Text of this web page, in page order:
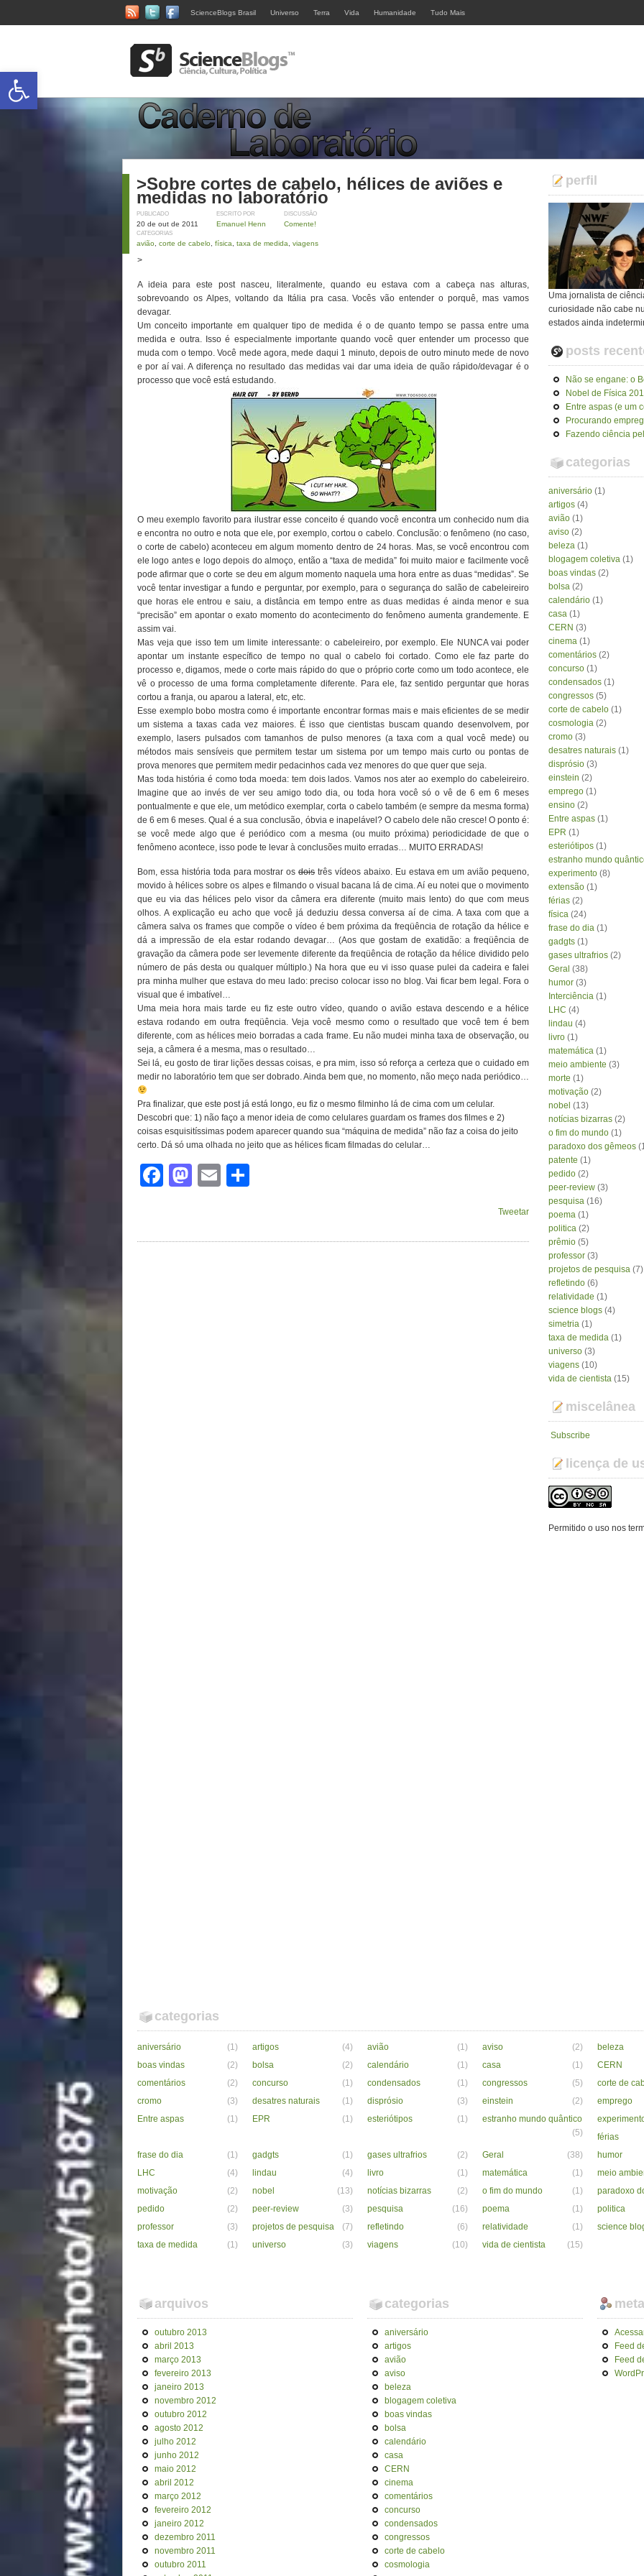
ScienceBlogs Brasil Universo Terra Vida Humanidade Tudo Mais
>Sobre cortes de cabelo, hélices de aviões e
medidas no laboratório
PUBLICADO
20 de out de 2011
ESCRITO POR
Emanuel Henn
DISCUSSÃO
Comente!
CATEGORIAS
avião corte de cabelo física taxa de medida viagens
>
A ideia para este post nasceu, literalmente, quando eu estava com a cabeça nas alturas,
sobrevoando os Alpes, voltando da Itália pra casa. Vocês vão entender o porquê, mas vamos
devagar.
Um conceito importante em qualquer tipo de medida é o de quanto tempo se passa entre uma
medida e outra. Isso é especialmente importante quando você quer entender um processo que
muda com o tempo. Você mede agora, mede daqui 1 minuto, depois de outro minuto mede de novo
e por aí vai. A diferença no resultado das medidas vai dar uma ideia de quão rápido/devagar é o
processo que você está estudando.
O meu exemplo favorito para ilustrar esse conceito é quando você encontra um conhecido num dia
e encontra no outro e nota que ele, por exemplo, cortou o cabelo. Conclusão: o fenômeno (no caso,
o corte de cabelo) aconteceu em algum momento dentro de 24 horas. Mas, se você encontrou com
ele logo antes e logo depois do almoço, então a “taxa de medida” foi muito maior e facilmente você
pode afirmar que o corte se deu em algum momento naquela uma hora entre as duas “medidas”. Se
você tentar investigar a fundo e perguntar, por exemplo, para o segurança do salão de cabeleireiro
que horas ele entrou e saiu, a distância em tempo entre as duas medidas é ainda menor e sua
“precisão” em apontar o exato momento do acontecimento do fenômeno aumenta grandemente. E
assim vai.
Mas veja que isso tem um limite interessante: o cabeleireiro, por exemplo. Ele NUNCA vai poder
apontar um instante específico de tempo no qual o cabelo foi cortado. Como ele faz parte do
processo e, digamos, mede o corte mais rápido do que o próprio corte como um todo acontece, ele
vê o processo de uma forma completamente diferente. Para ele, faz sentido perguntar que horas
cortou a franja, ou aparou a lateral, etc, etc.
Esse exemplo bobo mostra como é importante encontrar formas mais e mais eficientes de se medir
um sistema a taxas cada vez maiores. É isso que cientistas buscam quando desenvolvem, por
exemplo, lasers pulsados com tamanhos de pulso menores (a taxa com a qual você mede) ou
métodos mais sensíveis que permitem testar um sistema por um tempo mais curto ou pontas de
prova menores que permitem medir pedacinhos cada vez menores do que quer que seja.
Mas toda história é como toda moeda: tem dois lados. Vamos nos ater ao exemplo do cabeleireiro.
Imagine que ao invés de ver seu amigo todo dia, ou toda hora você só o vê de 6 em 6 meses
pontualmente e que ele, um metódico exemplar, corta o cabelo também (e sempre da mesma forma)
de 6 em 6 meses. Qual é a sua conclusão, óbvia e inapelável? O cabelo dele não cresce! O ponto é:
se você mede algo que é periódico com a mesma (ou muito próxima) periodicidade de que o
fenômeno acontece, isso pode te levar à conclusões muito erradas… MUITO ERRADAS!
Bom, essa história toda para mostrar osdoistrês vídeos abaixo. Eu estava em um avião pequeno,
movido à hélices sobre os alpes e filmando o visual bacana lá de cima. Aí eu notei que o movimento
que eu via das hélices pelo visor da câmera era diferente (muito mais lento) do que com meus
olhos. A explicação eu acho que você já deduziu dessa conversa aí de cima. A taxa com que a
câmera salva os frames que compõe o vídeo é bem próxima da freqüência de rotação da hélice e
dá a impressão de ela estar rodando devagar… (Aos que gostam de exatidão: a freqüência de
gravação da câmera pode ser levemente diferente da freqüência de rotação da hélice dividido pelo
número de pás desta ou qualquer múltiplo.) Na hora que eu vi isso quase pulei da cadeira e falei
pra minha mulher que estava do meu lado: preciso colocar isso no blog. Vai ficar bem legal. Fora o
visual que é imbatível…
Uma meia hora mais tarde eu fiz este outro vídeo, quando o avião estava descendo e a hélice
estava rodando em outra freqüência. Veja você mesmo como o resultado que você tem é bem
diferente, com as hélices meio borradas a cada frame. Eu não mudei minha taxa de observação, ou
seja, a câmera é a mesma, mas o resultado…
Sei lá, eu gosto de tirar lições dessas coisas, e pra mim, isso só reforça a certeza que o cuidado em
medir no laboratório tem que ser dobrado. Ainda bem que, no momento, não meço nada periódico…
Pra finalizar, que este post já está longo, eu fiz o mesmo filminho lá de cima com um celular.
Descobri que: 1) não faço a menor ideia de como celulares guardam os frames dos filmes e 2)
coisas esquisitíssimas podem aparecer quando sua “máquina de medida” não faz a coisa do jeito
certo. Dá só uma olhada no jeito que as hélices ficam filmadas do celular…
Facebook
Mastodon
Email
Tweetar
perfil
Uma jornalista de
curiosidade não cabe
estados ainda
posts
Não se engane: o
Nobel de Física
Entre aspas (e um
Procurando
Fazendo ciência
categorias
aniversário (1)
artigos (4)
avião (1)
aviso (2)
beleza (1)
blogagem coletiva (1)
boas vindas (2)
bolsa (2)
calendário (1)
casa (1)
CERN (3)
cinema (1)
comentários (2)
concurso (1)
condensados (1)
congressos (5)
corte de cabelo (1)
cosmologia (2)
cromo (3)
desatres naturais (1)
disprósio (3)
einstein (2)
emprego (1)
ensino (2)
Entre aspas (1)
EPR (1)
esteriótipos (1)
estranho mundo
experimento (8)
extensão (1)
férias (2)
física (24)
frase do dia (1)
gadgts (1)
gases ultrafrios (2)
Geral (38)
humor (3)
Interciência (1)
LHC (4)
lindau (4)
livro (1)
matemática (1)
meio ambiente (3)
morte (1)
motivação (2)
nobel (13)
notícias bizarras (2)
o fim do mundo (1)
paradoxo dos gêmeos
patente (1)
pedido (2)
peer-review (3)
pesquisa (16)
poema (1)
politica (2)
prêmio (5)
professor (3)
projetos de pesquisa (7)
refletindo (6)
relatividade (1)
science blogs (4)
simetria (1)
taxa de medida (1)
universo (3)
viagens (10)
vida de cientista (15)
miscelânea
Subscribe
licença de
Permitido o uso nos
categorias
aniversário (1) artigos (4) avião (1) aviso (2)
beleza
boas vindas
(2) bolsa (2) calendário (1) casa (1)
CERN
comentários
(2) concurso (1) condensados (1) congressos (5)
corte de
cromo
(3) desatres naturais (1) disprósio (3) einstein (2)
emprego
Entre aspas
(1) EPR (1) esteriótipos (1)
estranho mundo quântico
(5)
férias
frase do dia
(1) gadgts (1) gases ultrafrios (2) Geral (38)
humor
LHC
(4) lindau (4) livro (1) matemática (1)
meio
motivação
(2) nobel (13) notícias bizarras (2) o fim do mundo (1)
paradoxo
pedido
(2) peer-review (3) pesquisa (16) poema (1)
politica
professor
(3) projetos de pesquisa (7) refletindo (6) relatividade (1)
science
taxa de medida
(1) universo (3) viagens (10) vida de cientista (15)
arquivos
outubro 2013
abril 2013
março 2013
fevereiro 2013
janeiro 2013
novembro 2012
outubro 2012
agosto 2012
julho 2012
junho 2012
maio 2012
abril 2012
março 2012
fevereiro 2012
janeiro 2012
dezembro 2011
novembro 2011
outubro 2011
categorias
aniversário
artigos
avião
aviso
beleza
blogagem coletiva
boas vindas
bolsa
calendário
casa
CERN
cinema
comentários
concurso
condensados
congressos
corte de cabelo
cosmologia
meta
Feed
Feed
Abrir a barra de ferramentas